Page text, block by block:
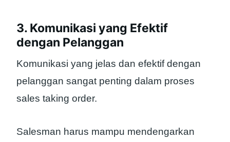
3. Komunikasi yang Efektif
dengan Pelanggan
Komunikasi yang jelas dan efektif dengan
pelanggan sangat penting dalam proses
sales taking order.
Salesman harus mampu mendengarkan